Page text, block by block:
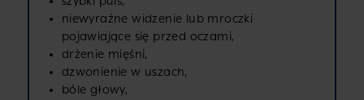
niewyraźne widzenie lub mroczki
pojawiające się przed oczami,
drżenie mięśni,
dzwonienie w uszach,
bóle głowy,